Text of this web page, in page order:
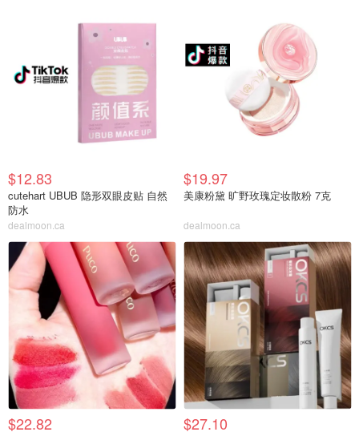
$12.83
cutehart UBUB 隐形双眼皮贴 自然
防水
dealmoon.ca
$19.97
美康粉黛 旷野玫瑰定妆散粉 7克
dealmoon.ca
$22.82 $27.10